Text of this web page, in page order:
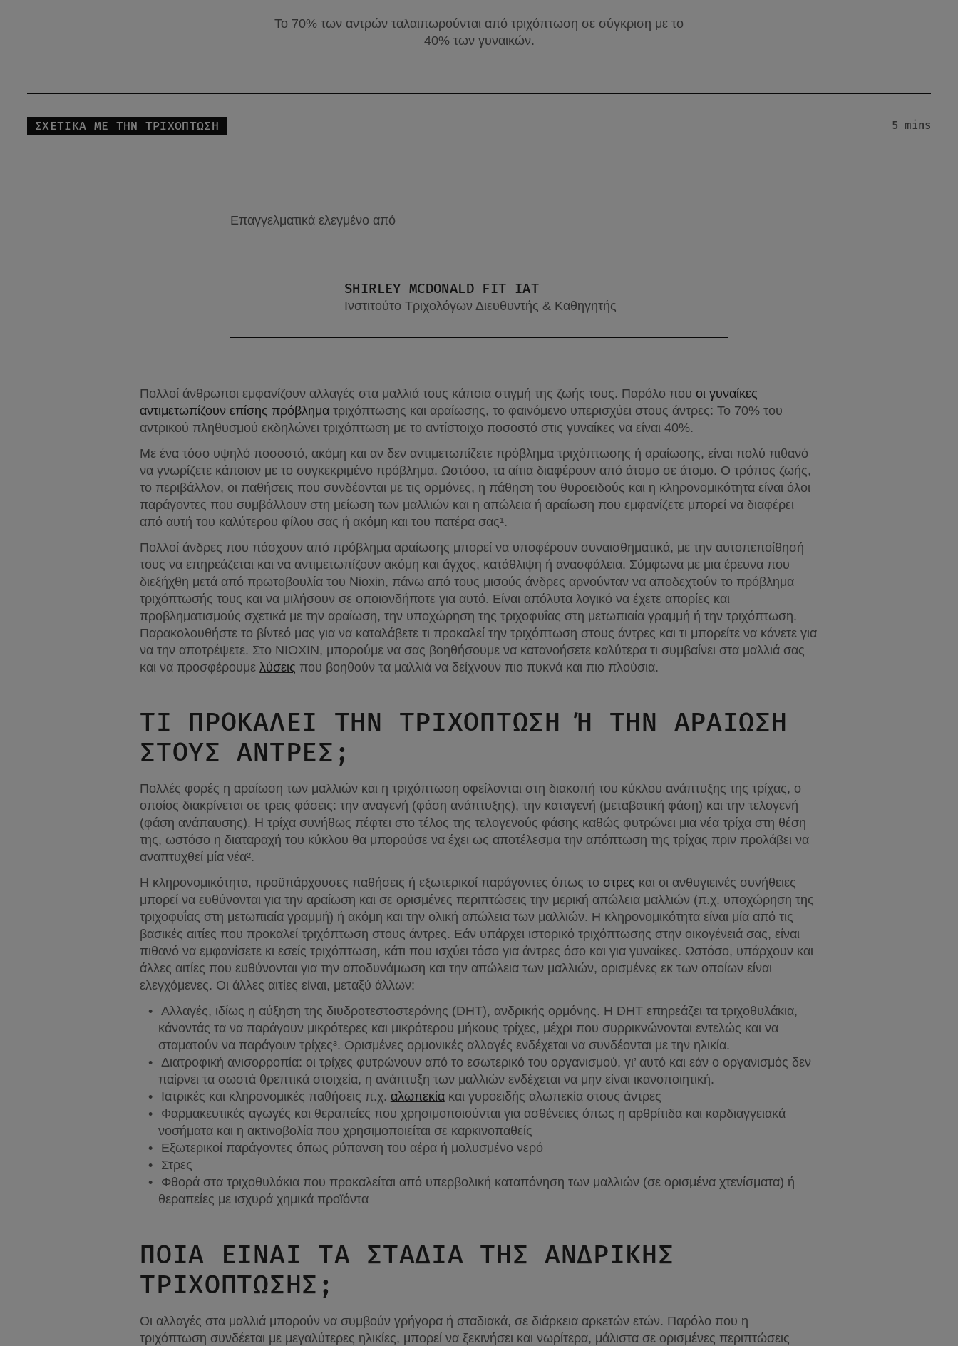
Το 70% των αντρών ταλαιπωρούνται από τριχόπτωση σε σύγκριση με το
40% των γυναικών.
ΣΧΕΤΙΚΑ ΜΕ ΤΗΝ ΤΡΙΧΟΠΤΩΣΗ 5 mins
Επαγγελματικά ελεγμένο από
SHIRLEY MCDONALD FIT IAT
Ινστιτούτο Τριχολόγων Διευθυντής & Καθηγητής
Πολλοί άνθρωποι εμφανίζουν αλλαγές στα μαλλιά τους κάποια στιγμή της ζωής τους. Παρόλο που οι γυναίκες
αντιμετωπίζουν επίσης πρόβλημα τριχόπτωσης και αραίωσης, το φαινόμενο υπερισχύει στους άντρες: Το 70% του
αντρικού πληθυσμού εκδηλώνει τριχόπτωση με το αντίστοιχο ποσοστό στις γυναίκες να είναι 40%.
Με ένα τόσο υψηλό ποσοστό, ακόμη και αν δεν αντιμετωπίζετε πρόβλημα τριχόπτωσης ή αραίωσης, είναι πολύ πιθανό
να γνωρίζετε κάποιον με το συγκεκριμένο πρόβλημα. Ωστόσο, τα αίτια διαφέρουν από άτομο σε άτομο. Ο τρόπος ζωής,
το περιβάλλον, οι παθήσεις που συνδέονται με τις ορμόνες, η πάθηση του θυροειδούς και η κληρονομικότητα είναι όλοι
παράγοντες που συμβάλλουν στη μείωση των μαλλιών και η απώλεια ή αραίωση που εμφανίζετε μπορεί να διαφέρει
από αυτή του καλύτερου φίλου σας ή ακόμη και του πατέρα σας¹.
Πολλοί άνδρες που πάσχουν από πρόβλημα αραίωσης μπορεί να υποφέρουν συναισθηματικά, με την αυτοπεποίθησή
τους να επηρεάζεται και να αντιμετωπίζουν ακόμη και άγχος, κατάθλιψη ή ανασφάλεια. Σύμφωνα με μια έρευνα που
διεξήχθη μετά από πρωτοβουλία του Nioxin, πάνω από τους μισούς άνδρες αρνούνταν να αποδεχτούν το πρόβλημα
τριχόπτωσής τους και να μιλήσουν σε οποιονδήποτε για αυτό. Είναι απόλυτα λογικό να έχετε απορίες και
προβληματισμούς σχετικά με την αραίωση, την υποχώρηση της τριχοφυΐας στη μετωπιαία γραμμή ή την τριχόπτωση.
Παρακολουθήστε το βίντεό μας για να καταλάβετε τι προκαλεί την τριχόπτωση στους άντρες και τι μπορείτε να κάνετε για
να την αποτρέψετε. Στο NIOXIN, μπορούμε να σας βοηθήσουμε να κατανοήσετε καλύτερα τι συμβαίνει στα μαλλιά σας
και να προσφέρουμε λύσεις που βοηθούν τα μαλλιά να δείχνουν πιο πυκνά και πιο πλούσια.
ΤΙ ΠΡΟΚΑΛΕΊ ΤΗΝ ΤΡΙΧΌΠΤΩΣΗ Ή ΤΗΝ ΑΡΑΊΩΣΗ Σ
ΤΟΥΣ ΆΝΤΡΕΣ;
Πολλές φορές η αραίωση των μαλλιών και η τριχόπτωση οφείλονται στη διακοπή του κύκλου ανάπτυξης της τρίχας, ο
οποίος διακρίνεται σε τρεις φάσεις: την αναγενή (φάση ανάπτυξης), την καταγενή (μεταβατική φάση) και την τελογενή
(φάση ανάπαυσης). Η τρίχα συνήθως πέφτει στο τέλος της τελογενούς φάσης καθώς φυτρώνει μια νέα τρίχα στη θέση
της, ωστόσο η διαταραχή του κύκλου θα μπορούσε να έχει ως αποτέλεσμα την απόπτωση της τρίχας πριν προλάβει να
αναπτυχθεί μία νέα².
Η κληρονομικότητα, προϋπάρχουσες παθήσεις ή εξωτερικοί παράγοντες όπως το στρες και οι ανθυγιεινές συνήθειες
μπορεί να ευθύνονται για την αραίωση και σε ορισμένες περιπτώσεις την μερική απώλεια μαλλιών (π.χ. υποχώρηση της
τριχοφυΐας στη μετωπιαία γραμμή) ή ακόμη και την ολική απώλεια των μαλλιών. Η κληρονομικότητα είναι μία από τις
βασικές αιτίες που προκαλεί τριχόπτωση στους άντρες. Εάν υπάρχει ιστορικό τριχόπτωσης στην οικογένειά σας, είναι
πιθανό να εμφανίσετε κι εσείς τριχόπτωση, κάτι που ισχύει τόσο για άντρες όσο και για γυναίκες. Ωστόσο, υπάρχουν και
άλλες αιτίες που ευθύνονται για την αποδυνάμωση και την απώλεια των μαλλιών, ορισμένες εκ των οποίων είναι
ελεγχόμενες. Οι άλλες αιτίες είναι, μεταξύ άλλων:
Αλλαγές, ιδίως η αύξηση της διυδροτεστοστερόνης (DHT), ανδρικής ορμόνης. Η DHT επηρεάζει τα τριχοθυλάκια,
κάνοντάς τα να παράγουν μικρότερες και μικρότερου μήκους τρίχες, μέχρι που συρρικνώνονται εντελώς και να
σταματούν να παράγουν τρίχες³. Ορισμένες ορμονικές αλλαγές ενδέχεται να συνδέονται με την ηλικία.
Διατροφική ανισορροπία: οι τρίχες φυτρώνουν από το εσωτερικό του οργανισμού, γι’ αυτό και εάν ο οργανισμός δεν
παίρνει τα σωστά θρεπτικά στοιχεία, η ανάπτυξη των μαλλιών ενδέχεται να μην είναι ικανοποιητική.
Ιατρικές και κληρονομικές παθήσεις π.χ. αλωπεκία και γυροειδής αλωπεκία στους άντρες
Φαρμακευτικές αγωγές και θεραπείες που χρησιμοποιούνται για ασθένειες όπως η αρθρίτιδα και καρδιαγγειακά
νοσήματα και η ακτινοβολία που χρησιμοποιείται σε καρκινοπαθείς
Εξωτερικοί παράγοντες όπως ρύπανση του αέρα ή μολυσμένο νερό
Στρες
Φθορά στα τριχοθυλάκια που προκαλείται από υπερβολική καταπόνηση των μαλλιών (σε ορισμένα χτενίσματα) ή
θεραπείες με ισχυρά χημικά προϊόντα
ΠΟΙΑ ΕΊΝΑΙ ΤΑ ΣΤΆΔΙΑ ΤΗΣ ΑΝΔΡΙΚΉΣ
ΤΡΙΧΌΠΤΩΣΗΣ;
Οι αλλαγές στα μαλλιά μπορούν να συμβούν γρήγορα ή σταδιακά, σε διάρκεια αρκετών ετών. Παρόλο που η
τριχόπτωση συνδέεται με μεγαλύτερες ηλικίες, μπορεί να ξεκινήσει και νωρίτερα, μάλιστα σε ορισμένες περιπτώσεις